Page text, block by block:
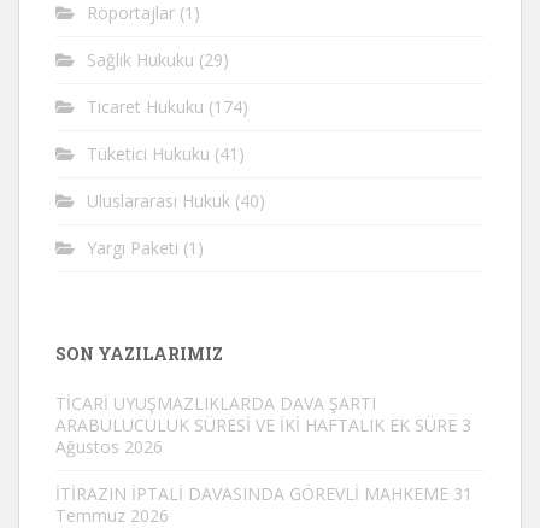
Röportajlar (1)
Sağlık Hukuku (29)
Ticaret Hukuku (174)
Tüketici Hukuku (41)
Uluslararası Hukuk (40)
Yargı Paketi (1)
SON YAZILARIMIZ
TİCARİ UYUŞMAZLIKLARDA DAVA ŞARTI
ARABULUCULUK SÜRESİ VE İKİ HAFTALIK EK SÜRE 3
Ağustos 2026
İTİRAZIN İPTALİ DAVASINDA GÖREVLİ MAHKEME 31
Temmuz 2026